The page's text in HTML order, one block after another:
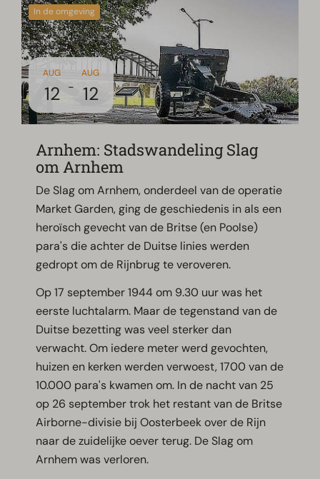
In de omgeving
AUG
12 -
AUG
12
Arnhem: Stadswandeling Slag
om Arnhem
De Slag om Arnhem, onderdeel van de operatie
Market Garden, ging de geschiedenis in als een
heroïsch gevecht van de Britse (en Poolse)
para's die achter de Duitse linies werden
gedropt om de Rijnbrug te veroveren.
Op 17 september 1944 om 9.30 uur was het
eerste luchtalarm. Maar de tegenstand van de
Duitse bezetting was veel sterker dan
verwacht. Om iedere meter werd gevochten,
huizen en kerken werden verwoest, 1700 van de
10.000 para's kwamen om. In de nacht van 25
op 26 september trok het restant van de Britse
Airborne-divisie bij Oosterbeek over de Rijn
naar de zuidelijke oever terug. De Slag om
Arnhem was verloren.